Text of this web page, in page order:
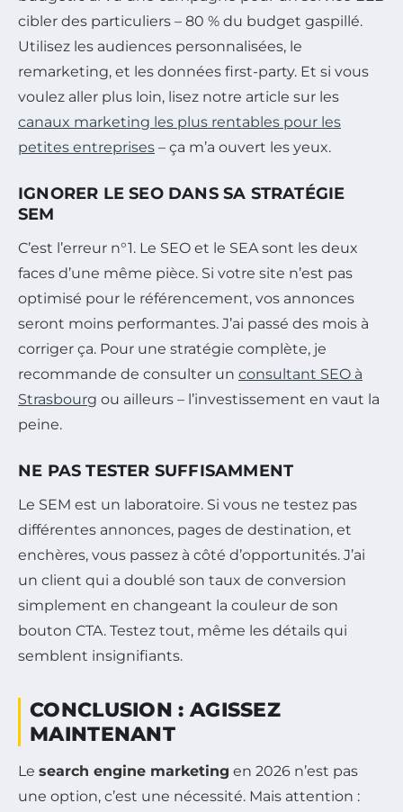
cibler des particuliers – 80 % du budget gaspillé.
Utilisez les audiences personnalisées, le
remarketing, et les données first-party. Et si vous
voulez aller plus loin, lisez notre article sur les
canaux marketing les plus rentables pour les
petites entreprises – ça m’a ouvert les yeux.
IGNORER LE SEO DANS SA STRATÉGIE
SEM
C’est l’erreur n°1. Le SEO et le SEA sont les deux
faces d’une même pièce. Si votre site n’est pas
optimisé pour le référencement, vos annonces
seront moins performantes. J’ai passé des mois à
corriger ça. Pour une stratégie complète, je
recommande de consulter un consultant SEO à
Strasbourg ou ailleurs – l’investissement en vaut la
peine.
NE PAS TESTER SUFFISAMMENT
Le SEM est un laboratoire. Si vous ne testez pas
différentes annonces, pages de destination, et
enchères, vous passez à côté d’opportunités. J’ai
un client qui a doublé son taux de conversion
simplement en changeant la couleur de son
bouton CTA. Testez tout, même les détails qui
semblent insignifiants.
CONCLUSION : AGISSEZ
MAINTENANT
Le search engine marketing en 2026 n’est pas
une option, c’est une nécessité. Mais attention :